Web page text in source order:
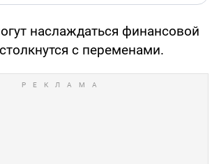
наслаждаться финансовой
с переменами.